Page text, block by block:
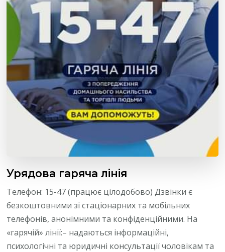
Урядова гаряча лінія
Телефон: 15-47 (працює цілодобово) Дзвінки є
безкоштовними зі стаціонарних та мобільних
телефонів, анонімними та конфіденційними. На
«гарячій» лінії:– надаються інформаційні,
психологічні та юридичні консультації чоловікам та